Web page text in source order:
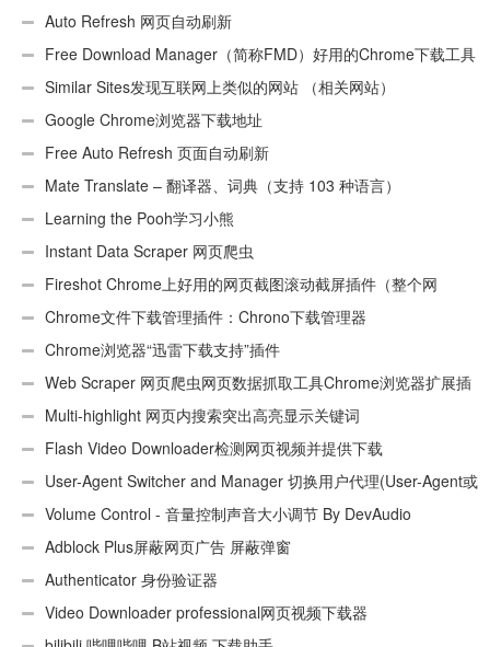
Auto Refresh 网页自动刷新
Free Download Manager（简称FMD）好用的Chrome下载工具
插件Similar Sites发现互联网上类似的网站 （相关网站）
Google Chrome浏览器下载地址
Free Auto Refresh 页面自动刷新
Mate Translate – 翻译器、词典（支持 103 种语言）
Learning the Pooh学习小熊
Instant Data Scraper 网页爬虫
Fireshot Chrome上好用的网页截图滚动截屏插件（整个网
页）Chrome文件下载管理插件：Chrono下载管理器
Chrome浏览器“迅雷下载支持”插件
Web Scraper 网页爬虫网页数据抓取工具Chrome浏览器扩展插
件 Multi-highlight 网页内搜索突出高亮显示关键词
Flash Video Downloader检测网页视频并提供下载
User-Agent Switcher and Manager 切换用户代理(User-Agent或
UA)Volume Control - 音量控制声音大小调节 By DevAudio
Adblock Plus屏蔽网页广告 屏蔽弹窗
Authenticator 身份验证器
Video Downloader professional网页视频下载器